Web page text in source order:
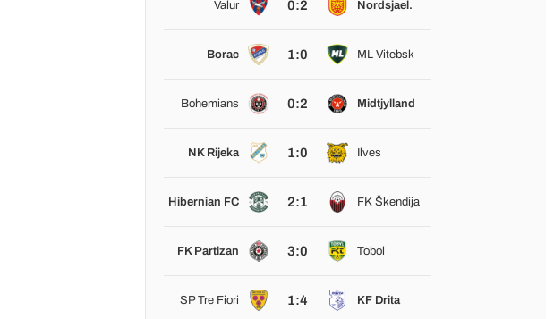
Valur 0:2 Nordsjael.
Borac 1:0 ML Vitebsk
Bohemians 0:2 Midtjylland
NK Rijeka 1:0 Ilves
Hibernian FC 2:1 FK Škendija
FK Partizan 3:0 Tobol
SP Tre Fiori 1:4 KF Drita